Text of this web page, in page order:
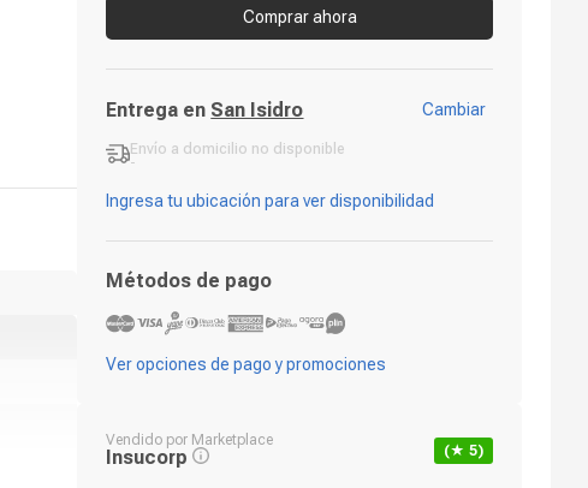
Comprar ahora
Entrega en San Isidro Cambiar
Envío a domicilio no disponible
-
Ingresa tu ubicación para ver disponibilidad
Métodos de pago
Ver opciones de pago y promociones
Vendido por Marketplace
Insucorp (★ 5)